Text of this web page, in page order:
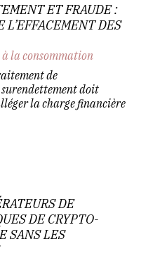
ET FRAUDE :
L’EFFACEMENT DES
la consommation
de
doit
la charge financière
DE
DE CRYPTO-
SANS LES